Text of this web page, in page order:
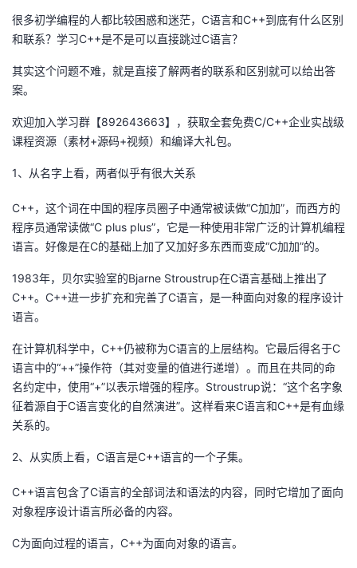
发
者
的
客
我
论
的
子
我
直
播
的
活
动
我
的
关
注
我
的
开
发
者
学
我
的
Programs
我
的
支
持
很多初学编程的人都比较困惑和迷茫，C语言和C++到底有什么区别
和联系？学习C++是不是可以直接跳过C语言？
其实这个问题不难，就是直接了解两者的联系和区别就可以给出答
案。
欢迎加入学习群【892643663】，获取全套免费C/C++企业实战级
课程资源（素材+源码+视频）和编译大礼包。
1、从名字上看，两者似乎有很大关系
C++，这个词在中国的程序员圈子中通常被读做“C加加”，而西方的
程序员通常读做“C plus plus”，它是一种使用非常广泛的计算机编程
语言。好像是在C的基础上加了又加好多东西而变成“C加加”的。
1983年，贝尔实验室的Bjarne Stroustrup在C语言基础上推出了
C++。C++进一步扩充和完善了C语言，是一种面向对象的程序设计
语言。
在计算机科学中，C++仍被称为C语言的上层结构。它最后得名于C
语言中的“++”操作符（其对变量的值进行递增）。而且在共同的命
名约定中，使用“+”以表示增强的程序。Stroustrup说：“这个名字象
征着源自于C语言变化的自然演进”。这样看来C语言和C++是有血缘
关系的。
2、从实质上看，C语言是C++语言的一个子集。
C++语言包含了C语言的全部词法和语法的内容，同时它增加了面向
对象程序设计语言所必备的内容。
C为面向过程的语言，C++为面向对象的语言。